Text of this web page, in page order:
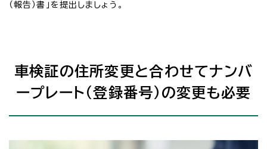
（報告）書」を提出しましょう。
車検証の住所変更と合わせてナンバ
ープレート（登録番号）の変更も必要